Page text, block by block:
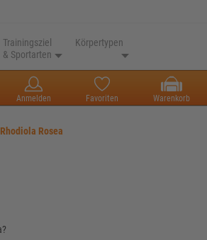
Trainingsziel
& Sportarten
Körpertypen
Anmelden Favoriten Warenkorb
Rhodiola Rosea